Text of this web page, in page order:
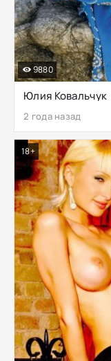
Юлия Ковальчук
2 года назад
9880
18+